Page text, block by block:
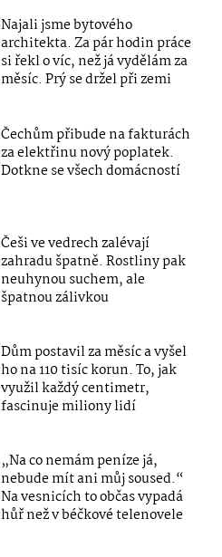
Najali jsme bytového
architekta. Za pár hodin práce
si řekl o víc, než já vydělám za
měsíc. Prý se držel při zemi
Čechům přibude na fakturách
za elektřinu nový poplatek.
Dotkne se všech domácností
Češi ve vedrech zalévají
zahradu špatně. Rostliny pak
neuhynou suchem, ale
špatnou zálivkou
Dům postavil za měsíc a vyšel
ho na 110 tisíc korun. To, jak
využil každý centimetr,
fascinuje miliony lidí
„Na co nemám peníze já,
nebude mít ani můj soused.“
Na vesnicích to občas vypadá
hůř než v béčkové telenovele